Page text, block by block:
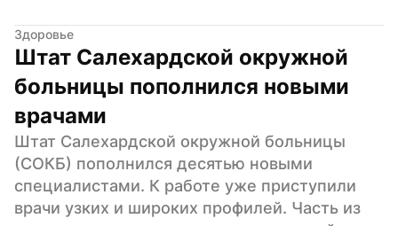
Здоровье
Штат Салехардской окружной
больницы пополнился новыми
врачами
Штат Салехардской окружной больницы
(СОКБ) пополнился десятью новыми
специалистами. К работе уже приступили
врачи узких и широких профилей. Часть из